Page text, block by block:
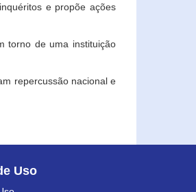
e propõe ações
torno de uma instituição
repercussão nacional e
Uso